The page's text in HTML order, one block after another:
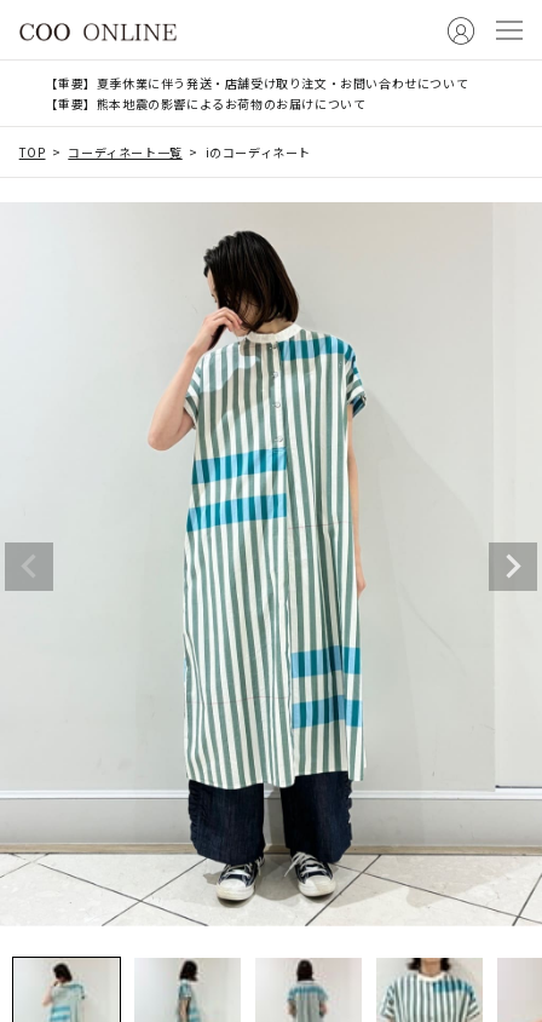
【重要】夏季休業に伴う発送・店舗受け取り注文・お問い合わせについて
【重要】熊本地震の影響によるお荷物のお届けについて
TOP コーディネート一覧 iのコーディネート